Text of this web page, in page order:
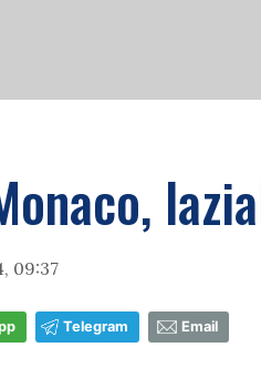
09:37
Telegram Email